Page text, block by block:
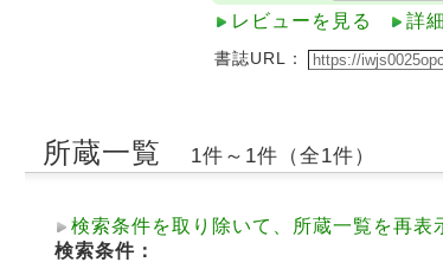
レビューを見る
詳
書誌URL：
所蔵一覧 1件～1件（全1件）
検索条件を取り除いて、所蔵一覧を再表
検索条件：